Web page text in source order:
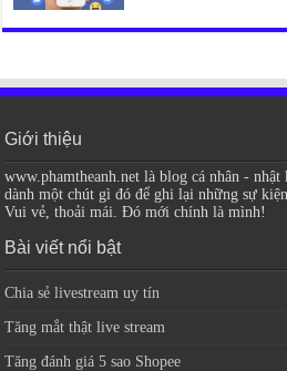
Giới thiệu
www.phamtheanh.net là blog cá nhân -
dành một chút gì đó để ghi lại những sự
Vui vẻ, thoải mái. Đó mới chính là mình!
Bài viết nổi bật
Chia sẻ livestream uy tín
Tăng mắt thật live stream
Tăng đánh giá 5 sao Shopee